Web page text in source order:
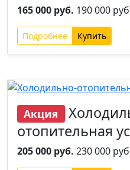
165 000 руб. 190 000
Подробнее
Акция
отопительная
205 000 руб. 230 000